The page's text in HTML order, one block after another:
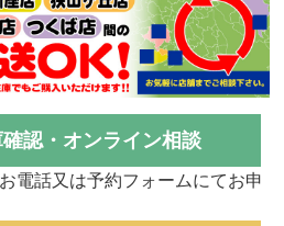
認・オンライン相談
電話又は予約フォームにてお申